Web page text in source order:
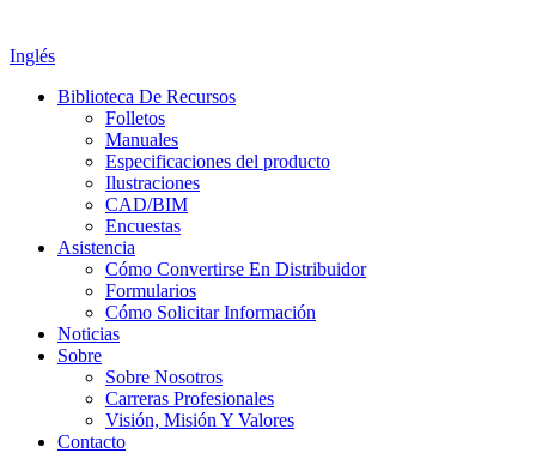
Inglés
Biblioteca De Recursos
Folletos
Manuales
Especificaciones del producto
Ilustraciones
CAD/BIM
Encuestas
Asistencia
Cómo Convertirse En Distribuidor
Formularios
Cómo Solicitar Información
Noticias
Sobre
Sobre Nosotros
Carreras Profesionales
Visión, Misión Y Valores
Contacto